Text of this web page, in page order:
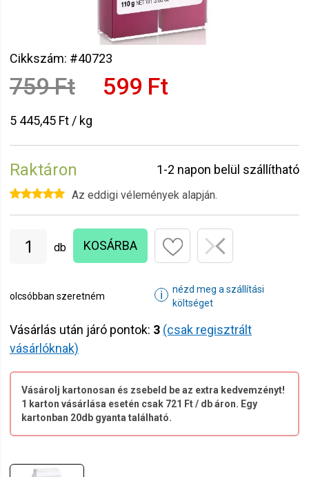
Cikkszám: #40723
759 Ft 599 Ft
5 445,45 Ft / kg
Raktáron 1-2 napon belül szállítható
Az eddigi vélemények alapján.
db KOSÁRBA
olcsóbban szeretném ℹ
nézd meg a szállítási
költséget
Vásárlás után járó pontok: 3 (csak regisztrált
vásárlóknak)
Vásárolj kartonosan és zsebeld be az extra kedvemzényt!
1 karton vásárlása esetén csak 721 Ft / db áron. Egy
kartonban 20db gyanta található.